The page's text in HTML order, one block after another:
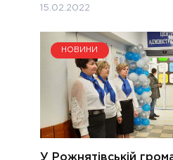
15.02.2022
НОВИНИ
У Рожнятівській